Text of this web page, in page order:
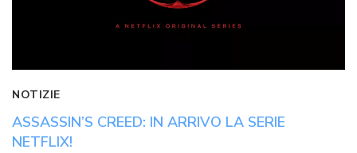
NOTIZIE
ASSASSIN’S CREED: IN ARRIVO LA SERIE
NETFLIX!